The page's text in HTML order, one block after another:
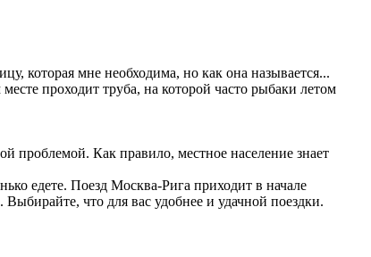
которая мне необходима, но как она называется...
проходит труба, на которой часто рыбаки летом
проблемой. Как правило, местное население знает
едете. Поезд Москва-Рига приходит в начале
что для вас удобнее и удачной поездки.